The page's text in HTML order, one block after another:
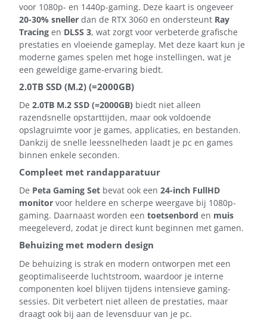
voor 1080p- en 1440p-gaming. Deze kaart is ongeveer
20-30% sneller dan de RTX 3060 en ondersteunt Ray
Tracing en DLSS 3, wat zorgt voor verbeterde grafische
prestaties en vloeiende gameplay. Met deze kaart kun je
moderne games spelen met hoge instellingen, wat je
een geweldige game-ervaring biedt.
2.0TB SSD (M.2) (=2000GB)
De 2.0TB M.2 SSD (=2000GB) biedt niet alleen
razendsnelle opstarttijden, maar ook voldoende
opslagruimte voor je games, applicaties, en bestanden.
Dankzij de snelle leessnelheden laadt je pc en games
binnen enkele seconden.
Compleet met randapparatuur
De Peta Gaming Set bevat ook een 24-inch FullHD
monitor voor heldere en scherpe weergave bij 1080p-
gaming. Daarnaast worden een toetsenbord en muis
meegeleverd, zodat je direct kunt beginnen met gamen.
Behuizing met modern design
De behuizing is strak en modern ontworpen met een
geoptimaliseerde luchtstroom, waardoor je interne
componenten koel blijven tijdens intensieve gaming-
sessies. Dit verbetert niet alleen de prestaties, maar
draagt ook bij aan de levensduur van je pc.